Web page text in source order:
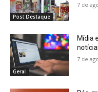
Post Destaque
7 de
Geral
Mídia
7 de